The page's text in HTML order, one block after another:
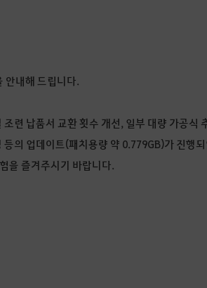
안내해 드립니다.
련 납품서 교환 횟수 개선, 일부 대량 가공식
의 업데이트(패치용량 약 0.779GB)가 진행
을 즐겨주시기 바랍니다.